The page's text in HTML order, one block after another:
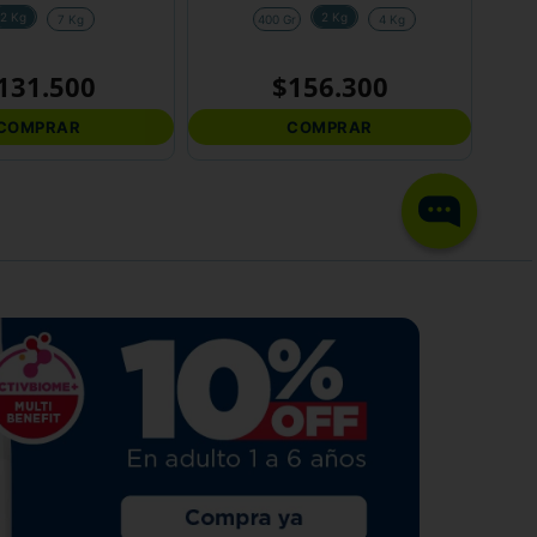
2 Kg 7 Kg
.500
400 Gr 2 Kg 4 Kg
$156.300
COMPRAR